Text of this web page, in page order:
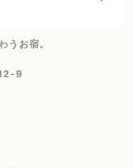
うお宿。
9